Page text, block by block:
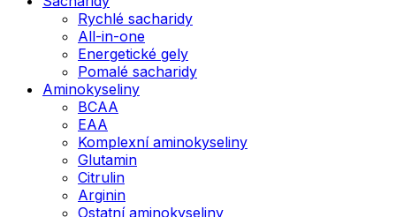
Rychlé sacharidy
All-in-one
Energetické gely
Pomalé sacharidy
Aminokyseliny
BCAA
EAA
Komplexní aminokyseliny
Glutamin
Citrulin
Arginin
Ostatní aminokyseliny